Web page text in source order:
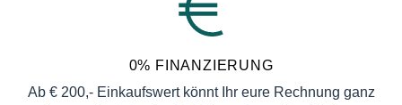
0% FINANZIERUNG
Ab € 200,- Einkaufswert könnt Ihr eure Rechnung ganz